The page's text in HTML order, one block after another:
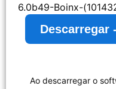
6.0b49-Boinx-
Descarregar
Ao descarregar o